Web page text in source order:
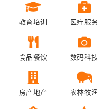
教育培训 医疗服
食品餐饮 数码科技
房产地产 农林牧渔